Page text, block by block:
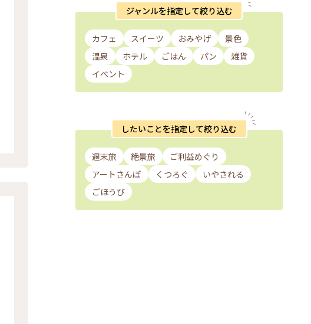
ジャンルを指定して絞り込む
カフェ スイーツ おみやげ
景色
温泉
ホテル ごはん パン
雑貨
イベント
したいことを指定して絞り込む
週末旅 絶景旅
ご利益めぐり
アートさんぽ
くつろぐ
いやされる
ごほうび